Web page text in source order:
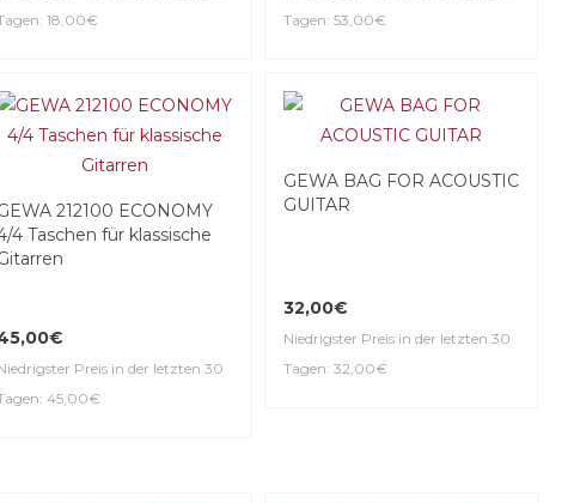
18,00€
Tagen: 53,00€
212100 ECONOMY
4 Taschen für klassische
Preis in der letzten 30
45,00€
GEWA BAG FOR ACOUSTIC
GUITAR
32,00€
Niedrigster Preis in der letzten 30
Tagen: 32,00€